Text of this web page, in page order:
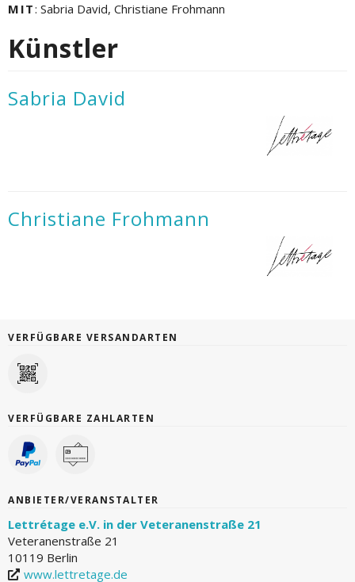
MIT: Sabria David, Christiane Frohmann
Künstler
Sabria David
Christiane Frohmann
VERFÜGBARE VERSANDARTEN
VERFÜGBARE ZAHLARTEN
ANBIETER/VERANSTALTER
Lettrétage e.V. in der Veteranenstraße 21
Veteranenstraße 21
10119 Berlin
www.lettretage.de